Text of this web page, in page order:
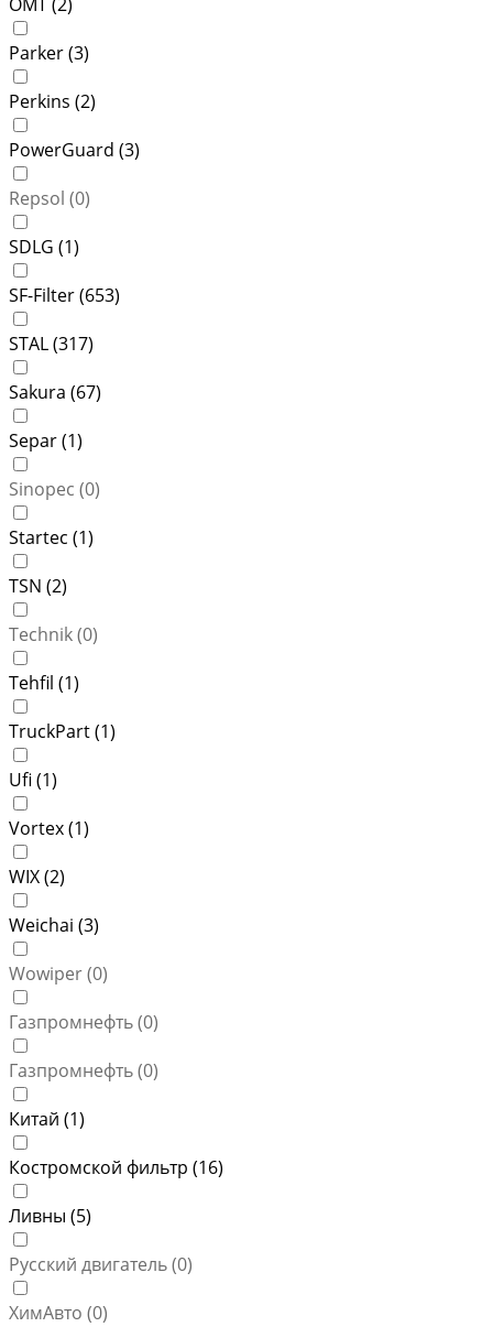
Parker (3)
Perkins (2)
PowerGuard (3)
Repsol (0)
SDLG (1)
SF-Filter (653)
STAL (317)
Sakura (67)
Separ (1)
Sinopec (0)
Startec (1)
TSN (2)
Technik (0)
Tehfil (1)
TruckPart (1)
Ufi (1)
Vortex (1)
WIX (2)
Weichai (3)
Wowiper (0)
Газпромнефть (0)
Газпромнефть (0)
Китай (1)
Костромской фильтр (16)
Ливны (5)
Русский двигатель (0)
ХимАвто (0)